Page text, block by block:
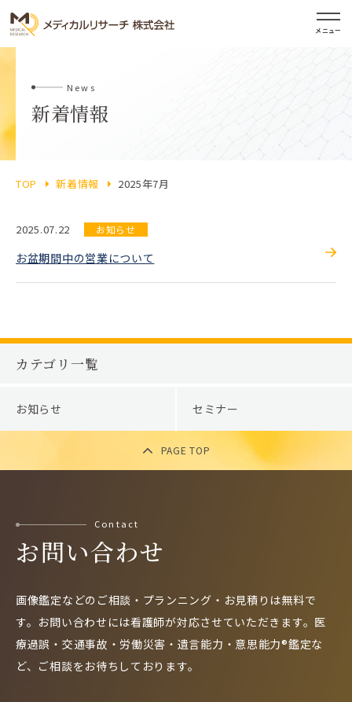
メニュー
News
新着情報
TOP 新着情報 2025年7月
2025.07.22 お知らせ
お盆期間中の営業について
カテゴリ一覧
お知らせ セミナー
PAGE TOP
Contact
お問い合わせ
画像鑑定などのご相談・プランニング・お見積りは無料で
す。 お問い合わせには看護師が対応させていただきます。 医
療過誤・交通事故・労働災害・遺言能力・意思能力®鑑定な
ど、 ご相談をお待ちしております。